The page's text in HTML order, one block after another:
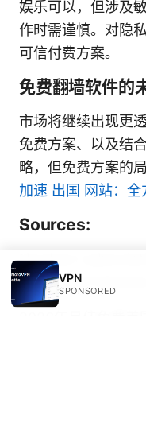
娱乐可以，但涉及
作时需谨慎。对隐
可信付费方案。
免费翻墙软件的
市场将继续出现更
免费方案、以及结
略，但免费方案的
加速 出国 网站：
Sources:
Nordvpn
Plans, and
VPN
SPONSORED